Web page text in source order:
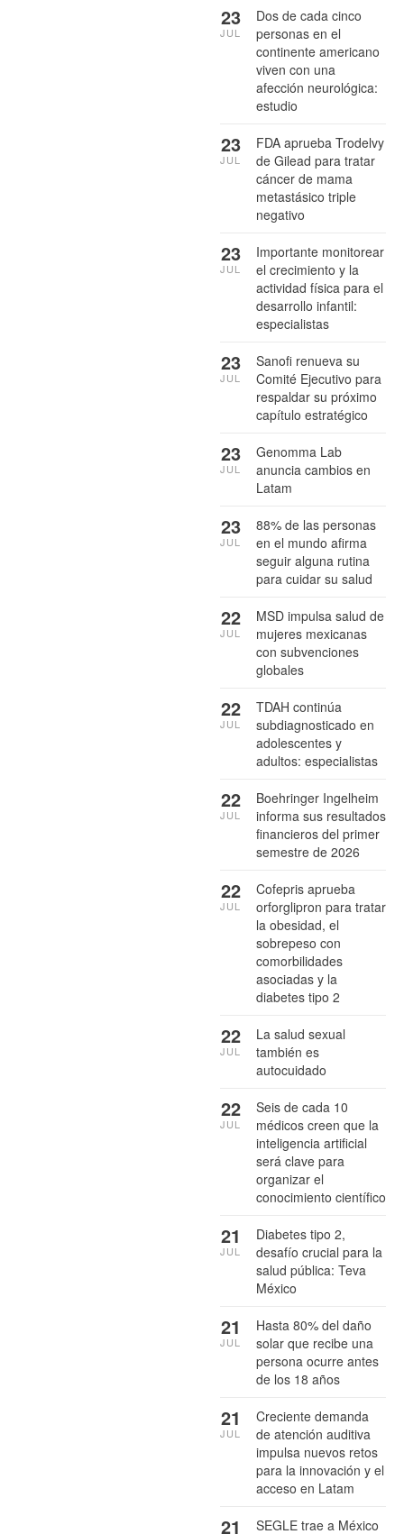
Dos de cada cinco
personas en el
continente americano
viven con una
afección neurológica:
estudio
23
JUL
FDA aprueba Trodelvy
de Gilead para tratar
cáncer de mama
metastásico triple
negativo
23
JUL
Importante monitorear
el crecimiento y la
actividad física para el
desarrollo infantil:
especialistas
23
JUL
Sanofi renueva su
Comité Ejecutivo para
respaldar su próximo
capítulo estratégico
23
JUL
Genomma Lab
anuncia cambios en
Latam
23
JUL
88% de las personas
en el mundo afirma
seguir alguna rutina
para cuidar su salud
23
JUL
MSD impulsa salud de
mujeres mexicanas
con subvenciones
globales
22
JUL
TDAH continúa
subdiagnosticado en
adolescentes y
adultos: especialistas
22
JUL
Boehringer Ingelheim
informa sus resultados
financieros del primer
semestre de 2026
22
JUL
Cofepris aprueba
orforglipron para tratar
la obesidad, el
sobrepeso con
comorbilidades
asociadas y la
diabetes tipo 2
22
JUL
La salud sexual
también es
autocuidado
22
JUL
Seis de cada 10
médicos creen que la
inteligencia artificial
será clave para
organizar el
conocimiento científico
22
JUL
Diabetes tipo 2,
desafío crucial para la
salud pública: Teva
México
21
JUL
Hasta 80% del daño
solar que recibe una
persona ocurre antes
de los 18 años
21
JUL
Creciente demanda
de atención auditiva
impulsa nuevos retos
para la innovación y el
acceso en Latam
21
JUL
SEGLE trae a México
21